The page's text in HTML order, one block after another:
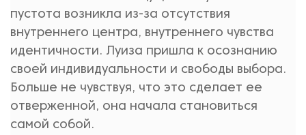
пустота возникла из-за отсутствия
внутреннего центра, внутреннего чувства
идентичности. Луиза пришла к осознанию
своей индивидуальности и свободы выбора.
Больше не чувствуя, что это сделает ее
отверженной, она начала становиться
самой собой.